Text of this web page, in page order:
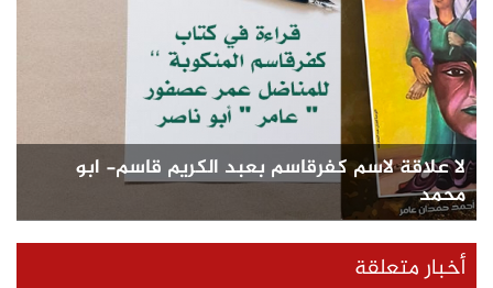
لا علاقة لاسم كفرقاسم بعبد الكريم قاسم- ابو
محمد
أخبار متعلقة